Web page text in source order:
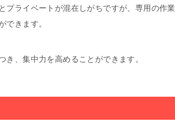
プライベートが混在しがちですが、専用の作業
できます。
、集中力を高めることができます。